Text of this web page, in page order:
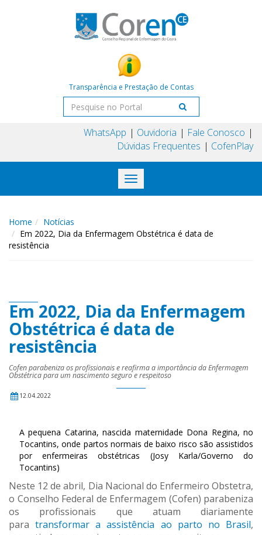
Transparência e Prestação de Contas
WhatsApp Ouvidoria
Fale Conosco
Dúvidas Frequentes
CofenPlay
Toggle
navigation
Home
Notícias
Em 2022, Dia da Enfermagem Obstétrica é data de
resistência
Em 2022, Dia da Enfermagem
Obstétrica é data de
resistência
Cofen parabeniza os profissionais e reafirma a importância da Enfermagem
Obstétrica para um nascimento seguro e respeitoso
12.04.2022
A pequena Catarina, nascida maternidade Dona Regina, no
Tocantins, onde partos normais de baixo risco são assistidos
por enfermeiras obstétricas (Josy Karla/Governo do
Tocantins)
Neste 12 de abril, Dia Nacional do Enfermeiro Obstetra,
o Conselho Federal de Enfermagem (Cofen) parabeniza
os profissionais que atuam diariamente
paratransformar a assistência ao parto no Brasil,